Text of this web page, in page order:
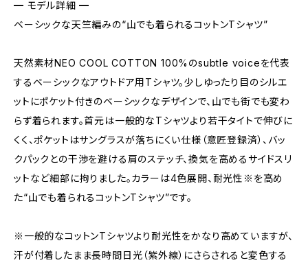
━ モデル詳細 ━
ベーシックな天竺編みの“山でも着られるコットンTシャツ”
天然素材NEO COOL COTTON 100%のsubtle voiceを代表
するベーシックなアウトドア用Tシャツ。少しゆったり目のシルエ
ットにポケット付きのベーシックなデザインで、山でも街でも変わ
らず着られます。首元は一般的なTシャツより若干タイトで伸びに
くく、ポケットはサングラスが落ちにくい仕様（意匠登録済）、バッ
クパックとの干渉を避ける肩のステッチ、換気を高めるサイドスリ
ットなど細部に拘りました。カラーは4色展開、耐光性※を高め
た“山でも着られるコットンTシャツ”です。
※一般的なコットンTシャツより耐光性をかなり高めていますが、
汗が付着したまま長時間日光（紫外線）にさらされると変色する